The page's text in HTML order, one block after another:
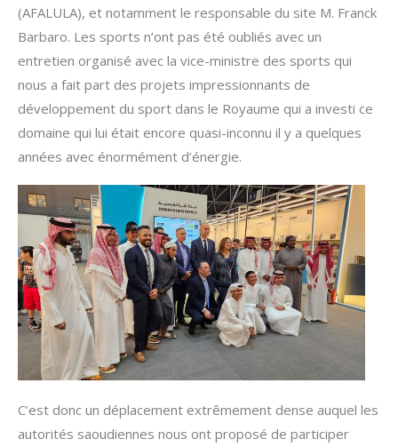
(AFALULA), et notamment le responsable du site M. Franck
Barbaro. Les sports n’ont pas été oubliés avec un
entretien organisé avec la vice-ministre des sports qui
nous a fait part des projets impressionnants de
développement du sport dans le Royaume qui a investi ce
domaine qui lui était encore quasi-inconnu il y a quelques
années avec énormément d’énergie.
C’est donc un déplacement extrêmement dense auquel les
autorités saoudiennes nous ont proposé de participer